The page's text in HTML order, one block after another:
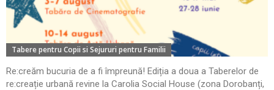
Tabere pentru Copii si Sejururi pentru Familii
Re:creăm bucuria de a fi împreună! Ediția a doua a Taberelor de
re:creație urbană revine la Carolia Social House (zona Dorobanți,